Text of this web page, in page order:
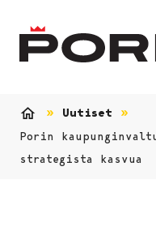
Uutiset
Porin
strategista kasvua